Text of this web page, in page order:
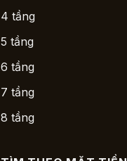
4 tầng
5 tầng
6 tầng
7 tầng
8 tầng